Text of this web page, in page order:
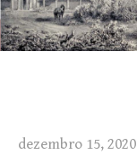
dezembro 15, 2020